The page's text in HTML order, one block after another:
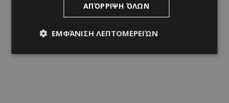
ΑΠΌΡΡΙΨΗ ΌΛΩΝ
ΕΜΦΆΝΙΣΗ ΛΕΠΤΟΜΕΡΕΙΏΝ